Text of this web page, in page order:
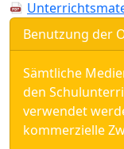
Benutzung der
Sämtliche
den
verwendet
kommerzielle